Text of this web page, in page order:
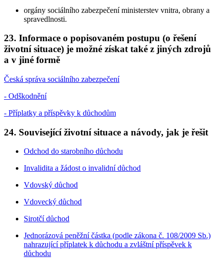
orgány sociálního zabezpečení ministerstev vnitra, obrany a
spravedlnosti.
23. Informace o popisovaném postupu (o řešení
životní situace) je možné získat také z jiných zdrojů
a v jiné formě
Česká správa sociálního zabezpečení
- Odškodnění
- Příplatky a příspěvky k důchodům
24. Související životní situace a návody, jak je řešit
Odchod do starobního důchodu
Invalidita a žádost o invalidní důchod
Vdovský důchod
Vdovecký důchod
Sirotčí důchod
Jednorázová peněžní částka (podle zákona č. 108/2009 Sb.)
nahrazující příplatek k důchodu a zvláštní příspěvek k
důchodu